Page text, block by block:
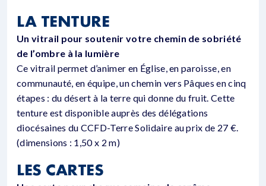
LA TENTURE
Un vitrail pour soutenir votre chemin de sobriété
de l’ombre à la lumière
Ce vitrail permet d’animer en Église, en paroisse, en
communauté, en équipe, un chemin vers Pâques en cinq
étapes : du désert à la terre qui donne du fruit. Cette
tenture est disponible auprès des délégations
diocésaines du CCFD-Terre Solidaire au prix de 27 €.
(dimensions : 1,50 x 2 m)
LES CARTES